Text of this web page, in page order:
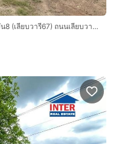
ที่ดินเปล่า 2 ไร่ 139 ตร.ว. ที่ดิน ตรงข้ามนันทวัน8 (เลียบวารี67) ถนนเลียบวารี ถนนมิตรไมตรี เขตหนองจอก กรุงเทพมหานคร